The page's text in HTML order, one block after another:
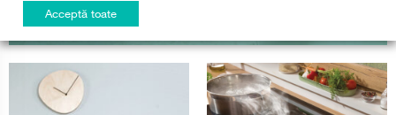
Tot ce ați dori să știți despre mașinile de uscat
rufe
Acceptă toate